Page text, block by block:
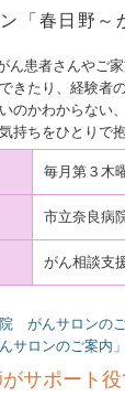
「春日野～
ん患者さんやご
きたり、経験者
のかわからない
持ちをひとりで
毎月第３木
市立奈良
がん相談支
院 がんサロンの
サロンのご案内
サポート役